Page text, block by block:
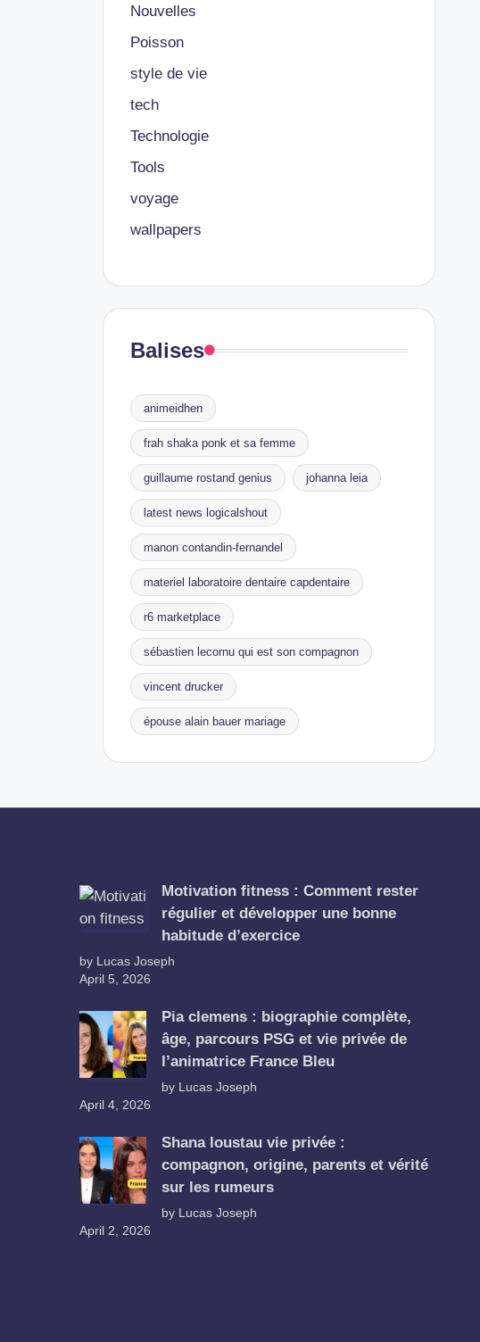
Nouvelles
Poisson
style de vie
tech
Technologie
Tools
voyage
wallpapers
Balises
animeidhen
frah shaka ponk et sa femme
guillaume rostand genius johanna leia
latest news logicalshout
manon contandin-fernandel
materiel laboratoire dentaire capdentaire
r6 marketplace
sébastien lecornu qui est son compagnon
vincent drucker
épouse alain bauer mariage
Motivation fitness : Comment rester
régulier et développer une bonne
habitude d’exercice
by Lucas Joseph
April 5, 2026
Pia clemens : biographie complète,
âge, parcours PSG et vie privée de
l’animatrice France Bleu
by Lucas Joseph
April 4, 2026
Shana loustau vie privée :
compagnon, origine, parents et vérité
sur les rumeurs
by Lucas Joseph
April 2, 2026